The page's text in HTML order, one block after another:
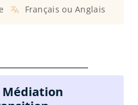
Français ou Anglais
Médiation